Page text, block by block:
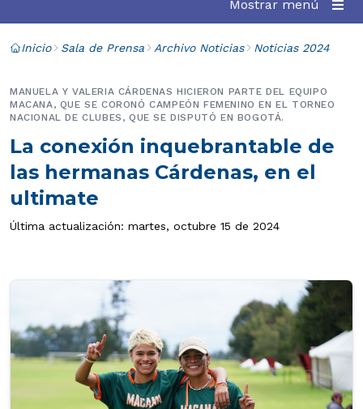
Mostrar menú
Inicio Sala de Prensa Archivo Noticias Noticias 2024
La conexión inquebrantable de
las hermanas Cárdenas, en el
ultimate
MANUELA Y VALERIA CÁRDENAS HICIERON PARTE DEL EQUIPO
MACANA, QUE SE CORONÓ CAMPEÓN FEMENINO EN EL TORNEO
NACIONAL DE CLUBES, QUE SE DISPUTÓ EN BOGOTÁ.
Última actualización: martes, octubre 15 de 2024